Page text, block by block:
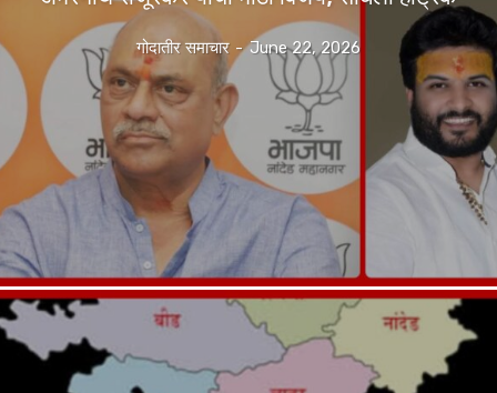
गोदातीर समाचार - June 22, 2026